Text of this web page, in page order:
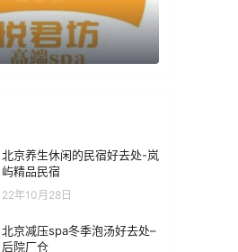
北京养生休闲的民宿好去处-岚
屿精品民宿
22年10月28日
北京减压spa冬季泡汤好去处–
后院厂仓